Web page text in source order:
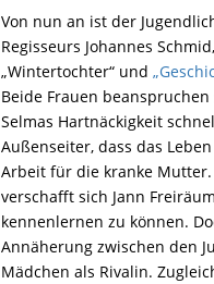
Von nun an ist der
Regisseurs Johannes
„Wintertochter“ und
Beide Frauen
Selmas Hartnäckigkeit
Außenseiter, dass das
Arbeit für die kranke
verschafft sich Jann
kennenlernen zu können.
Annäherung zwischen den
Mädchen als Rivalin.